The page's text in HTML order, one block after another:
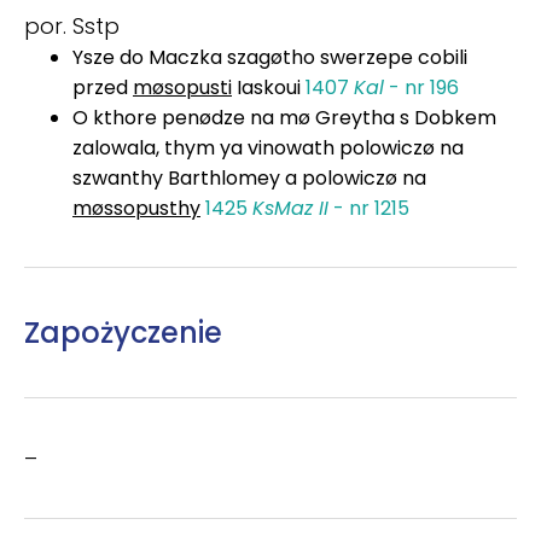
por. Sstp
Ysze do Maczka szagøtho swerzepe cobili
przed møsopusti Iaskoui1407 Kal - nr 196
O kthore penødze na mø Greytha s Dobkem
zalowala, thym ya vinowath polowiczø na
szwanthy Barthlomey a polowiczø na
møssopusthy1425KsMaz II - nr 1215
Zapożyczenie
–